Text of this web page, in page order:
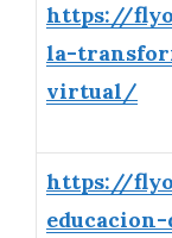
https://
la-
virtual/
https://